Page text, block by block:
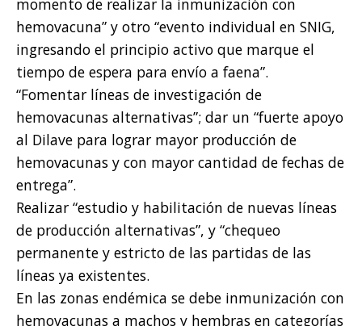
momento de realizar la inmunización con
hemovacuna” y otro “evento individual en SNIG,
ingresando el principio activo que marque el
tiempo de espera para envío a faena”.
“Fomentar líneas de investigación de
hemovacunas alternativas”; dar un “fuerte apoyo
al Dilave para lograr mayor producción de
hemovacunas y con mayor cantidad de fechas de
entrega”.
Realizar “estudio y habilitación de nuevas líneas
de producción alternativas”, y “chequeo
permanente y estricto de las partidas de las
líneas ya existentes.
En las zonas endémica se debe inmunización con
hemovacunas a machos y hembras en categorías